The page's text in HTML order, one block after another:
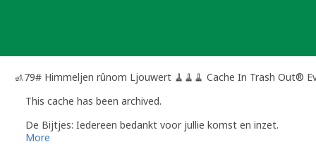
🚮79# Himmeljen rûnom Ljouwert 🧹🧹🧹 Cache In Trash Out®
This cache has been archived.
De Bijtjes: Iedereen bedankt voor jullie komst en inzet.
More